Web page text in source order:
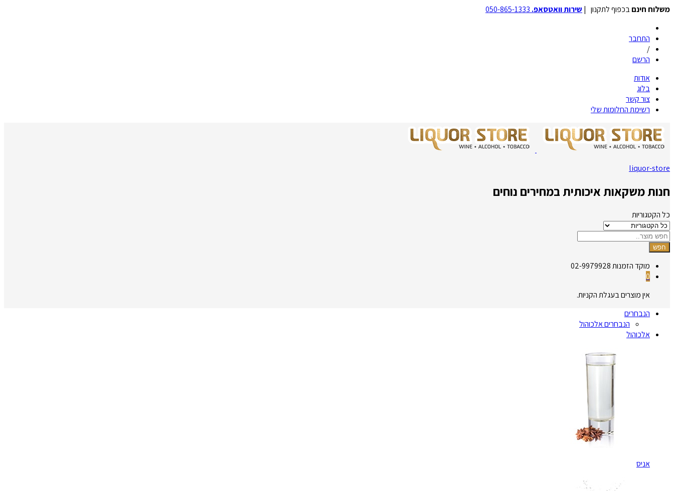
משלוח חינםבכפוף לתקנון | שירות וואטסאפ.
התחבר
/
הרשם
אודות
בלוג
צור קשר
רשימת החלומות שלי
liquor-store
חנות משקאות איכותית במחירים נוחים
כל הקטגוריות
חפש
מוקד הזמנות02-9979928
0
אין מוצרים בעגלת הקניות.
הנבחרים
הנבחרים אלכוהול
אלכוהול
אניס